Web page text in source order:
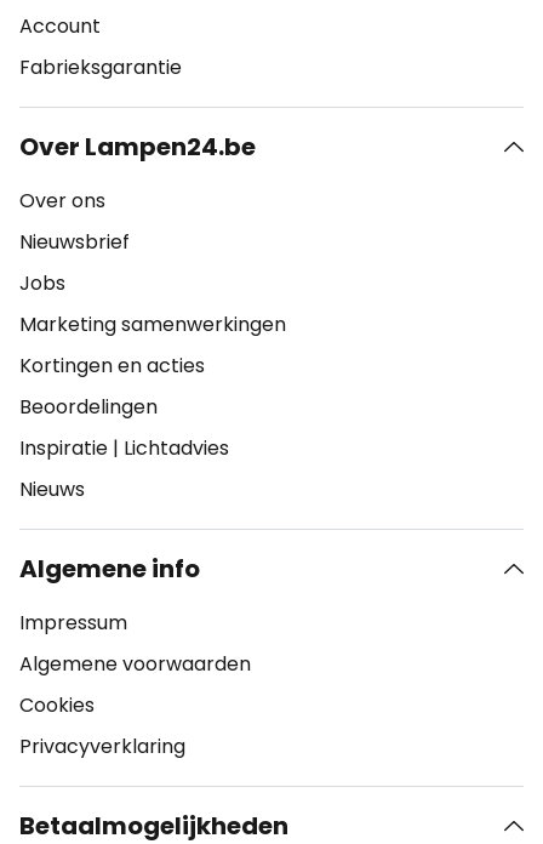
Account
Fabrieksgarantie
Over Lampen24.be
Over ons
Nieuwsbrief
Jobs
Marketing samenwerkingen
Kortingen en acties
Beoordelingen
Inspiratie | Lichtadvies
Nieuws
Algemene info
Impressum
Algemene voorwaarden
Cookies
Privacyverklaring
Betaalmogelijkheden